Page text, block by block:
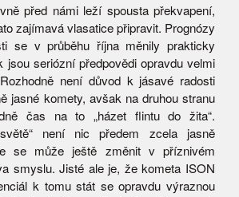
před námi leží spousta překvapení,
zajímavá vlasatice připravit. Prognózy
se v průběhu října měnily prakticky
jsou seriózní předpovědi opravdu velmi
není důvod k jásavé radosti
jasné komety, avšak na druhou stranu
čas na to „házet flintu do žita“.
není nic předem zcela jasně
se může ještě změnit v příznivém
smyslu. Jisté ale je, že kometa ISON
k tomu stát se opravdu výraznou